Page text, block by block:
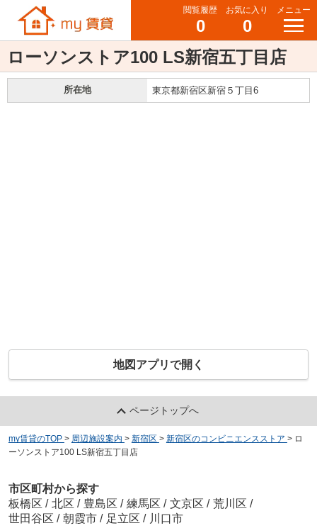
閲覧履歴
0
お気に入り
0
メニュー
ローソンストア100 LS新宿五丁目店
所在地 東京都新宿区新宿５丁目6
地図アプリで開く
ページトップへ
my賃貸のTOP > 周辺施設案内 > 新宿区 > 新宿区のコンビニエンスストア > ロ
ーソンストア100 LS新宿五丁目店
市区町村から探す
板橋区 / 北区 / 豊島区 / 練馬区 / 文京区 / 荒川区 /
世田谷区 / 朝霞市 / 足立区 / 川口市